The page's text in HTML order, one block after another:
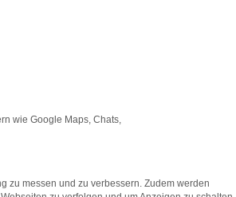
wie Google Maps, Chats,
zu messen und zu verbessern. Zudem werden